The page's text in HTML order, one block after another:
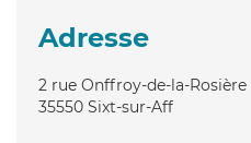
Adresse
2 rue Onffroy-de-la-Rosière
35550 Sixt-sur-Aff